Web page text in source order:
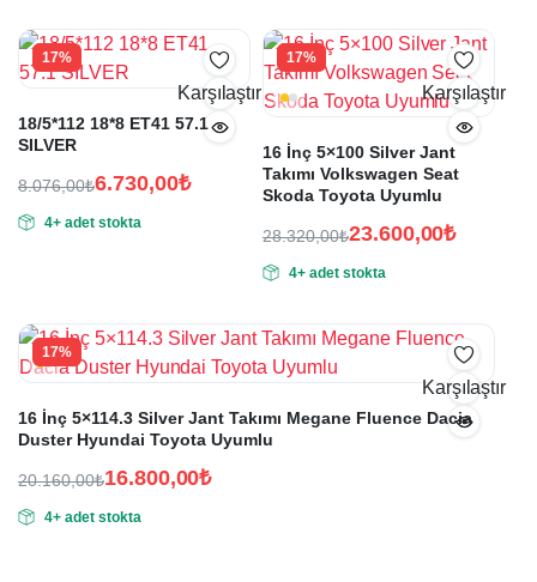
21.800,00₺.
17%
Karşılaştır
18/5*112 18*8 ET41 57.1
SILVER
8.076,00₺
fiyat:
6.730,00₺
andaki
4+ adet stokta
17%
Karşılaştır
16 İnç 5×100 Silver Jant
Takımı Volkswagen Seat
Skoda Toyota Uyumlu
28.320,00₺
fiyat:
23.600,00₺
andaki
23.600,00₺.
4+ adet stokta
17%
Karşılaştır
16 İnç 5×114.3 Silver Jant Takımı Megane Fluence Dacia
Duster Hyundai Toyota Uyumlu
20.160,00₺
fiyat:
16.800,00₺
andaki
4+ adet stokta